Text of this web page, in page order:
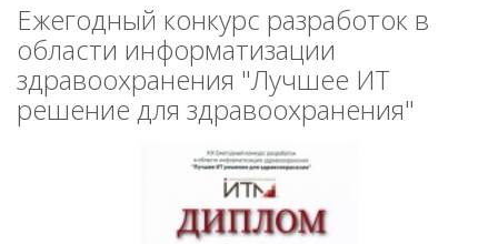
Ежегодный конкурс разработок в
области информатизации
здравоохранения "Лучшее ИТ
решение для здравоохранения"